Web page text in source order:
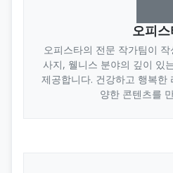
오피스
오피스타의 전문 작가팀이
사지, 웰니스 분야의 깊이 있
제공합니다. 건강하고 행복한
양한 콘텐츠를